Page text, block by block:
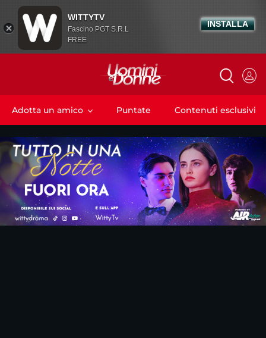
Adotta un amico Puntate Contenuti esclusivi
WITTYTV
Fascino PGT S.R.L
FREE
INSTALLA